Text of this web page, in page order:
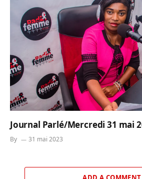
Journal Parlé/Mercredi 31 mai
By 31 mai 2023